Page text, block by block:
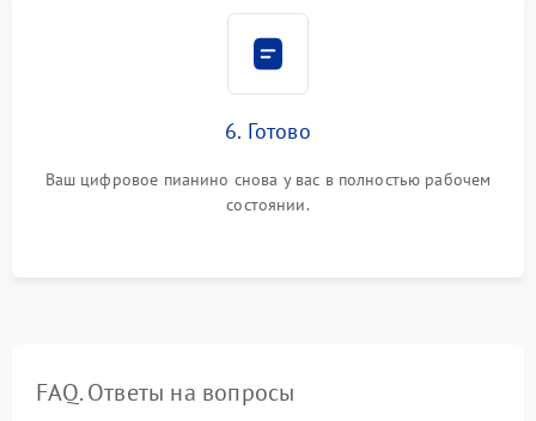
6. Готово
Ваш цифровое пианино снова у вас в полностью рабочем
состоянии.
FAQ. Ответы на вопросы